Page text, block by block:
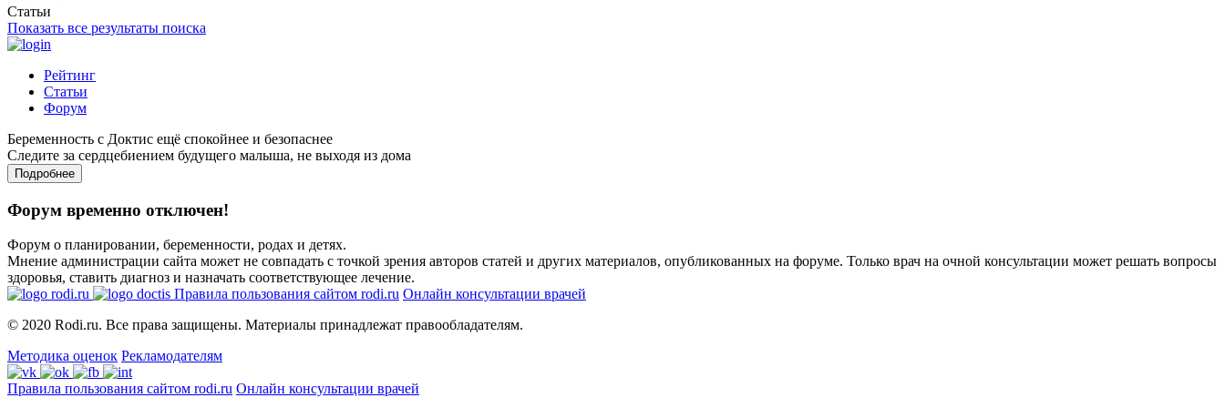
Статьи
Показать все результаты поиска
Рейтинг
Статьи
Форум
Беременность с Доктис ещё спокойнее и безопаснее
Следите за сердцебиением будущего малыша, не выходя из дома
Подробнее
Форум временно отключен!
Форум о планировании, беременности, родах и детях.
Мнение администрации сайта может не совпадать с точкой зрения авторов статей и других материалов, опубликованных на форуме. Только врач на очной консультации может решать вопросы
здоровья, ставить диагноз и назначать соответствующее лечение.
Правила пользования сайтом rodi.ru Онлайн консультации врачей
© 2020 Rodi.ru. Все права защищены. Материалы принадлежат правообладателям.
Методика оценок Рекламодателям
Правила пользования сайтом rodi.ru Онлайн консультации врачей